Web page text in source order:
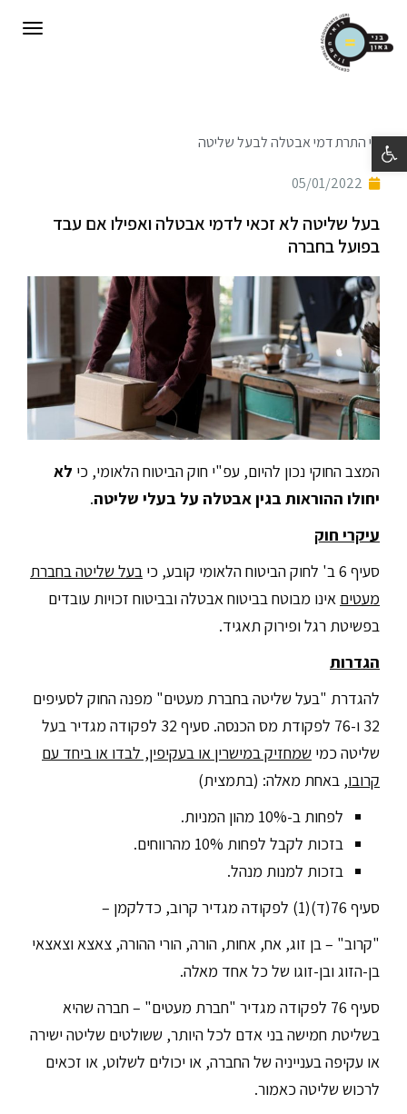
פתח סרגל נגישותאי התרת דמי אבטלה לבעל שליטה
05/01/2022
בעל שליטה לא זכאי לדמי אבטלה ואפילו אם עבד
בפועל בחברה
המצב החוקי נכון להיום, עפ"י חוק הביטוח הלאומי, כי לא
יחולו ההוראות בגין אבטלה על בעלי שליטה.
עיקרי חוק
סעיף 6 ב' לחוק הביטוח הלאומי קובע, כי
בעל שליטה בחברת
מעטים אינו מבוטח בביטוח אבטלה ובביטוח זכויות עובדים
בפשיטת רגל ופירוק תאגיד.
הגדרות
להגדרת "בעל שליטה בחברת מעטים" מפנה החוק לסעיפים
32 ו-76 לפקודת מס הכנסה. סעיף 32 לפקודה מגדיר בעל
שליטה כמי שמחזיק במישרין או בעקיפין, לבדו או ביחד עם
קרובו, באחת מאלה: (בתמצית)
לפחות ב-10% מהון המניות.
בזכות לקבל לפחות 10% מהרווחים.
בזכות למנות מנהל.
סעיף 76(ד)(1) לפקודה מגדיר קרוב, כדלקמן –
"קרוב" – בן זוג, אח, אחות, הורה, הורי ההורה, צאצא וצאצאי
בן-הזוג ובן-זוגו של כל אחד מאלה.
סעיף 76 לפקודה מגדיר "חברת מעטים" – חברה שהיא
בשליטת חמישה בני אדם לכל היותר, ששולטים שליטה ישירה
או עקיפה בענייניה של החברה, או יכולים לשלוט, או זכאים
לרכוש שליטה כאמור.